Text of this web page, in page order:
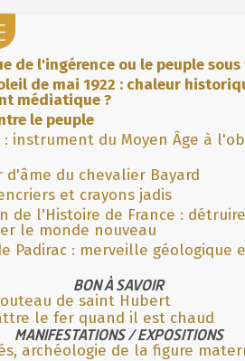
de l'ingérence ou le peuple
de mai 1922 : chaleur
médiatique ?
le peuple
instrument du Moyen Âge à
d'âme du chevalier Bayard
et crayons jadis
de l'Histoire de France :
le monde nouveau
Padirac : merveille géologique
BON À SAVOIR
de saint Hubert
le fer quand il est chaud
MANIFESTATIONS / EXPOSITIONS
archéologie de la figure